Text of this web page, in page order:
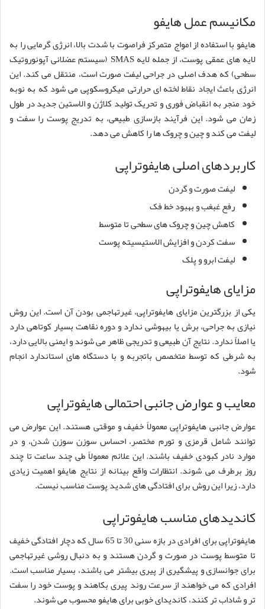
مکانیسم عمل هایفو
هایفو با استفاده از امواج متمرکز فراصوت با شدت بالا، انرژی گرمایی را به
لایه های عمقی پوست، از جمله لایه SMAS (سیستم عضلانی آپونوروتیک
سطحی) که هدف اصلی در جراحی لیفت صورت است، منتقل می کند. این
انرژی باعث ایجاد نقاط لخته ای حرارتی میکروسکوپی می شود که به نوبه
خود منجر به انقباض فوری و تحریک تولید کلاژن و الاستین جدید در طول
زمان می شود. این فرآیند بازسازی طبیعی، به تدریج پوست را سفت و
لیفت می کند و چین و چروک ها را کاهش می دهد.
کاربردهای اصلی هایفوتراپی
لیفت صورت و گردن
رفع غبغب و بهبود خط فک
کاهش چین و چروک های سطحی تا متوسط
سفت کردن و افزایش الاستیسیته پوست
لیفت ابرو و پلک
مزایای هایفوتراپی
یکی از بزرگترین مزایای هایفوتراپی، غیرتهاجمی بودن آن است. این روش
نیازی به جراحی، برش یا بیهوشی ندارد و دوره نقاهت بسیار کوتاهی دارد
یا اصلاً ندارد. نتایج آن طبیعی و تدریجی ظاهر می شوند و ایمنی بالایی دارد،
به شرطی که توسط متخصص باتجربه و با دستگاه های استاندارد انجام
شود.
معایب و عوارض جانبی احتمالی هایفوتراپی
عوارض جانبی هایفوتراپی معمولاً خفیف و موقتی هستند. این عوارض می
توانند شامل قرمزی و تورم مختصر، احساس سوزن سوزن شدن، و در
موارد نادر کبودی خفیف باشند. این علائم معمولاً طی چند ساعت تا چند
روز برطرف می شوند. انتظارات واقع بینانه از نتایج هایفو اهمیت زیادی
دارد، زیرا این روش برای افتادگی های شدید پوست مناسب نیست.
کاندیدهای مناسب هایفوتراپی
هایفوتراپی برای افرادی در بازه سنی 30 تا 65 سال که دچار افتادگی خفیف
تا متوسط پوست در صورت و گردن هستند و به دنبال روشی غیرتهاجمی
برای جوانسازی و پیشگیری از پیری بیشتر می باشند، بسیار مناسب است.
افرادی که می خواهند از سرعت روند پیری بکاهند و پوست خود را سفت
تر و شاداب تر کنند، کاندیدای خوبی برای هایفو محسوب می شوند.